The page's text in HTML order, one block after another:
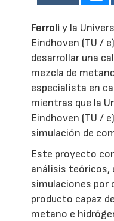
Ferroliy la
Eindhoven (TU /
desarrollar una
mezcla de
especialista en
mientras que la
Eindhoven (TU /
simulación de
Este proyecto
análisis teóricos,
simulaciones por
producto capaz
metano e